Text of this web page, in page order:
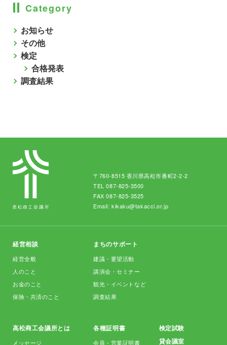
Category
お知らせ
その他
検定
合格発表
調査結果
〒760-8515 香川県高松市番町2-2-2
TEL087-825-3500
FAX 087-825-3525
Email:kikaku@takacci.or.jp
経営相談
経営全般
人のこと
お金のこと
保険・共済のこと
まちのサポート
建議・要望活動
講演会・セミナー
観光・イベントなど
調査結果
高松商工会議所とは
メッセージ
各種証明書
会員・営業証明書
検定試験
貸会議室